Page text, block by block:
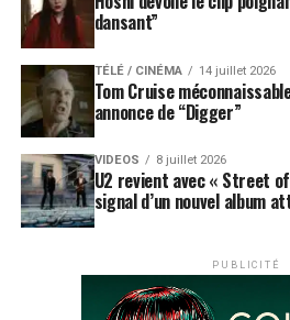
dansant”
TÉLÉ / CINÉMA 14 juillet 2026
Tom Cruise
annonce de “Digger”
VIDEOS 8 juillet 2026
U2 revient avec « Street
signal d’un nouvel album
PUBLICITÉ